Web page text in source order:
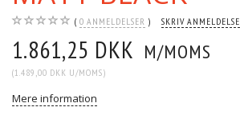
0 ANMELDELSER SKRIV ANMELDELSE
1.861,25 DKK M/MOMS
(1.489,00 DKK U/MOMS)
Mere information